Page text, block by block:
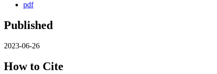
pdf
Published
2023-06-26
How to Cite